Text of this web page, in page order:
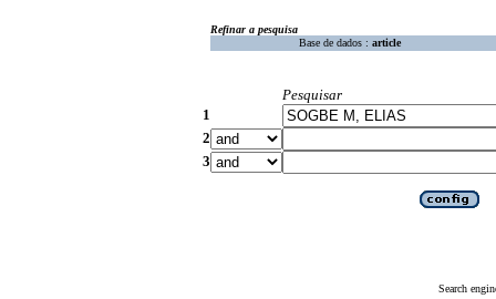
Refinar a pesquisa
Base de dados : article
Pesquisar
1
2
3
Search